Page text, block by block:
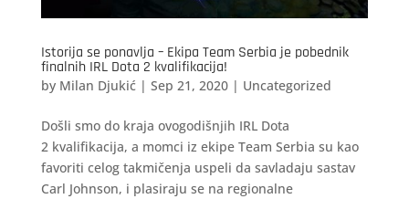
Istorija se ponavlja – Ekipa Team Serbia je pobednik
finalnih IRL Dota 2 kvalifikacija!
by Milan Djukić| Sep 21, 2020| Uncategorized
Došli smo do kraja ovogodišnjih IRL Dota
2 kvalifikacija, a momci iz ekipe Team Serbia su kao
favoriti celog takmičenja uspeli da savladaju sastav
Carl Johnson, i plasiraju se na regionalne